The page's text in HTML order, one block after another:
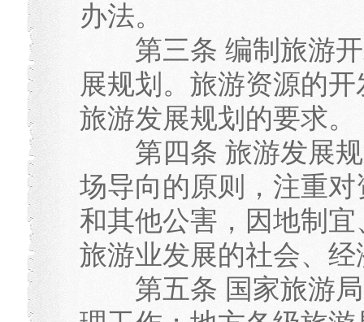
办法。
第三条 编制旅游开
展规划。旅游资源的
旅游发展规划的要求。
第四条 旅游发展规
场导向的原则，注重
和其他公害，因地制
旅游业发展的社会、
第五条 国家旅游局